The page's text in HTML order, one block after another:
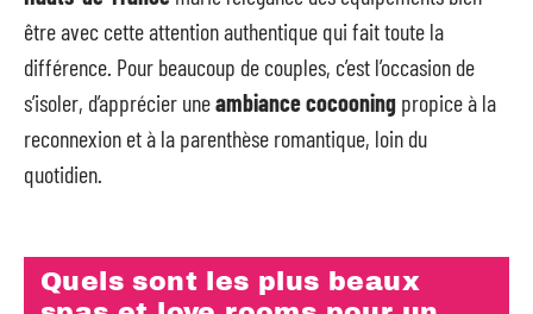
être avec cette attention authentique qui fait toute la
différence. Pour beaucoup de couples, c’est l’occasion de
s’isoler, d’apprécier uneambiance cocooning propice à la
reconnexion et à la parenthèse romantique, loin du
quotidien.
Quels sont les plus beaux